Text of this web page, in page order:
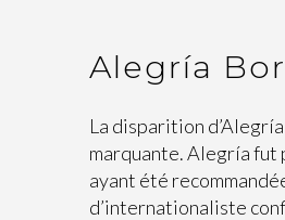
Alegría
La disparition
marquante. Alegría fut
ayant été
d’internationaliste